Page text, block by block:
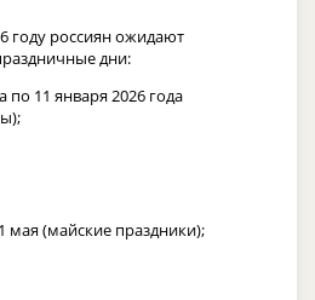
году россиян ожидают
дни:
по 11 января 2026 года
мая (майские праздники);